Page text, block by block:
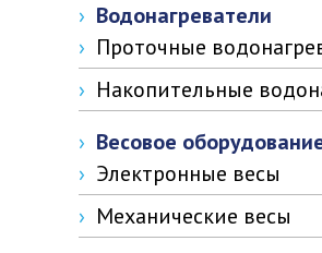
Водонагреватели
Проточные
Накопительные
Весовое
Электронные весы
Механические весы